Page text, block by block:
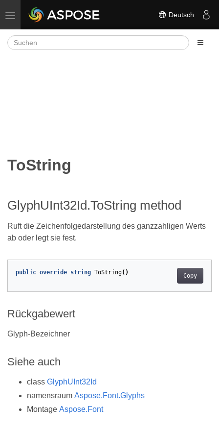
Navigation umschalten Deutsch
ToString
GlyphUInt32Id.ToString method
Ruft die Zeichenfolgedarstellung des ganzzahligen Werts
ab oder legt sie fest.
Copy
public override string ToString()
Rückgabewert
Glyph-Bezeichner
Siehe auch
class GlyphUInt32Id
namensraum Aspose.Font.Glyphs
Montage Aspose.Font